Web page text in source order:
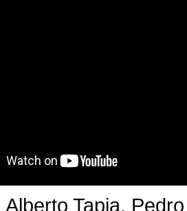
Alberto Tapia,